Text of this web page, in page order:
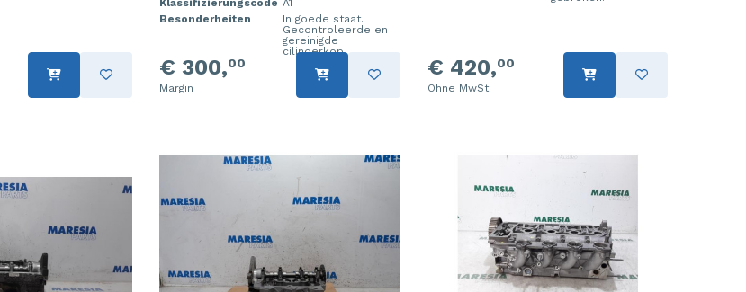
Besonderheiten
In goede staat.
Gecontroleerde en
gereinigde
cilinderkop.
€ 300,00
Margin
€ 420,00
Ohne MwSt